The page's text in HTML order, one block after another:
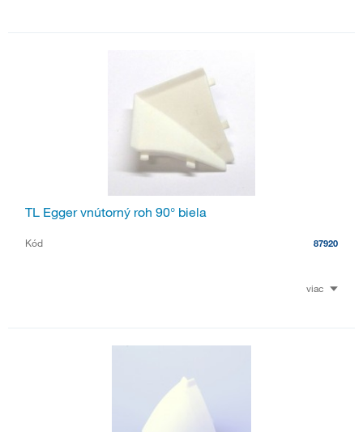
TL Egger vnútorný roh 90° biela
Kód 87920
viac